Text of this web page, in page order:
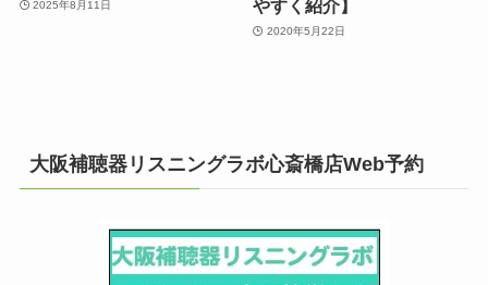
2025年8月11日
やすく紹介】
2020年5月22日
大阪補聴器リスニングラボ心斎橋店Web予約